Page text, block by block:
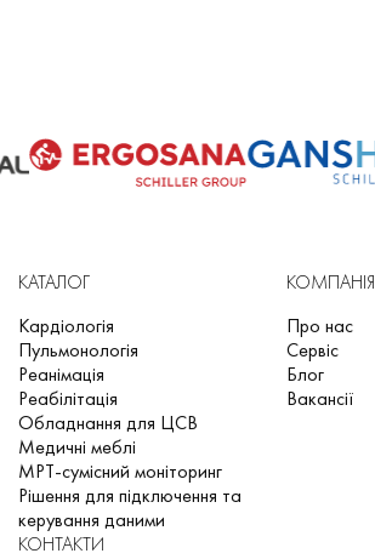
КАТАЛОГ
Кардіологія
Пульмонологія
Реанімація
Реабілітація
Обладнання для ЦСВ
Медичні меблі
МРТ-сумісний моніторинг
Рішення для підключення та
керування даними
КОМПАНІЯ
Про нас
Сервіс
Блог
Вакансії
КОНТАКТИ